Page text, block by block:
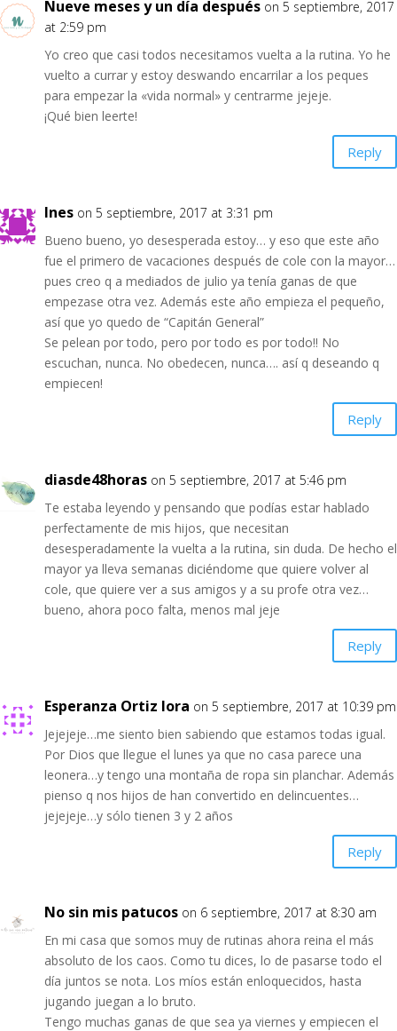
Nueve meses y un día después on 5 septiembre, 2017
at 2:59 pm
Yo creo que casi todos necesitamos vuelta a la rutina. Yo he
vuelto a currar y estoy deswando encarrilar a los peques
para empezar la «vida normal» y centrarme jejeje.
¡Qué bien leerte!
Reply
Ines on 5 septiembre, 2017 at 3:31 pm
Bueno bueno, yo desesperada estoy… y eso que este año
fue el primero de vacaciones después de cole con la mayor…
pues creo q a mediados de julio ya tenía ganas de que
empezase otra vez. Además este año empieza el pequeño,
así que yo quedo de “Capitán General”
Se pelean por todo, pero por todo es por todo!! No
escuchan, nunca. No obedecen, nunca…. así q deseando q
empiecen!
Reply
diasde48horas on 5 septiembre, 2017 at 5:46 pm
Te estaba leyendo y pensando que podías estar hablado
perfectamente de mis hijos, que necesitan
desesperadamente la vuelta a la rutina, sin duda. De hecho el
mayor ya lleva semanas diciéndome que quiere volver al
cole, que quiere ver a sus amigos y a su profe otra vez…
bueno, ahora poco falta, menos mal jeje
Reply
Esperanza Ortiz lora on 5 septiembre, 2017 at 10:39 pm
Jejejeje…me siento bien sabiendo que estamos todas igual.
Por Dios que llegue el lunes ya que no casa parece una
leonera…y tengo una montaña de ropa sin planchar. Además
pienso q nos hijos de han convertido en delincuentes…
jejejeje…y sólo tienen 3 y 2 años
Reply
No sin mis patucos on 6 septiembre, 2017 at 8:30 am
En mi casa que somos muy de rutinas ahora reina el más
absoluto de los caos. Como tu dices, lo de pasarse todo el
día juntos se nota. Los míos están enloquecidos, hasta
jugando juegan a lo bruto.
Tengo muchas ganas de que sea ya viernes y empiecen el